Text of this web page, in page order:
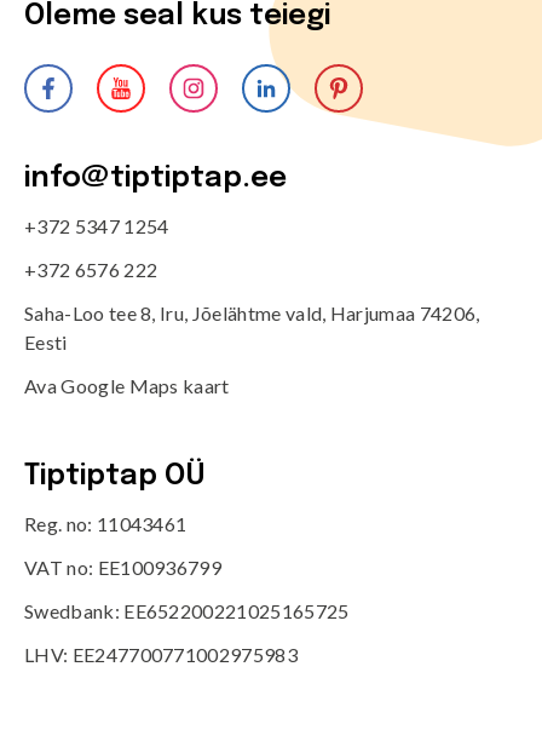
Oleme seal kus teiegi
info@tiptiptap.ee
+372 5347 1254
+372 6576 222
Saha-Loo tee 8, Iru, Jõelähtme vald, Harjumaa 74206,
Eesti
Ava Google Maps kaart
Tiptiptap OÜ
Reg. no: 11043461
VAT no: EE100936799
Swedbank: EE652200221025165725
LHV: EE247700771002975983